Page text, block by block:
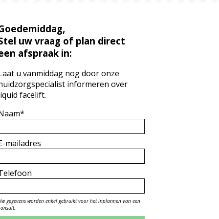
uw vraag of plan direct
afspraak in:
u vanmiddag nog door onze
informeren over
facelift.
mailadres
gegevens worden enkel gebruikt voor het inplannen van een